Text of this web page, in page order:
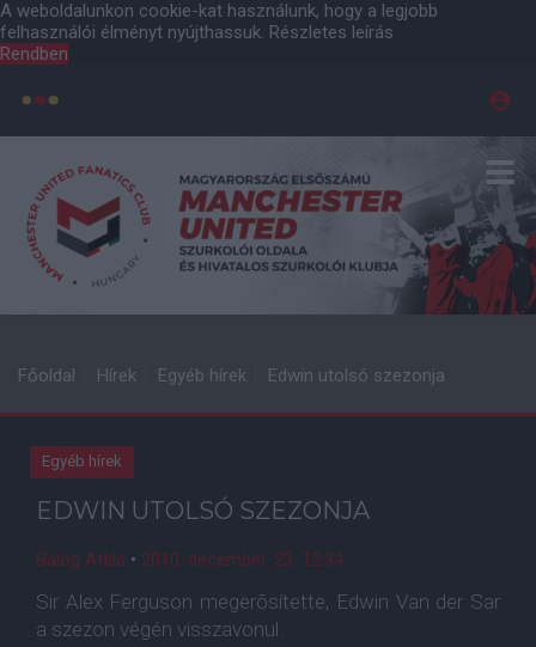
A weboldalunkon cookie-kat használunk, hogy a legjobb
felhasználói élményt nyújthassuk. Részletes leírás
Rendben
Főoldal Hírek Egyéb hírek Edwin utolsó szezonja
Egyéb hírek
EDWIN UTOLSÓ SZEZONJA
Balog Attila • 2010. december. 23. 12:34
Sir Alex Ferguson megerõsítette, Edwin Van der Sar
a szezon végén visszavonul.